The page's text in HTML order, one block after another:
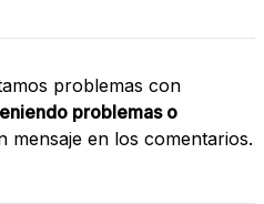
problemas con
problemas o
mensaje en los comentarios.